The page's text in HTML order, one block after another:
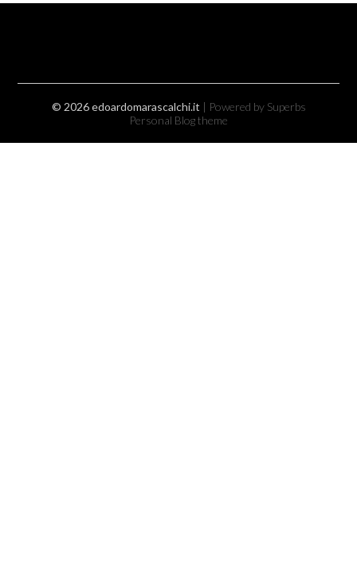
© 2026 edoardomarascalchi.it | Powered by Superbs
Personal Blog theme